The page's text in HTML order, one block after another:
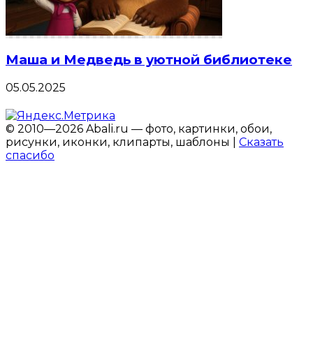
Маша и Медведь в уютной библиотеке
05.05.2025
© 2010—2026 Abali.ru — фото, картинки, обои,
рисунки, иконки, клипарты, шаблоны | Сказать
спасибо